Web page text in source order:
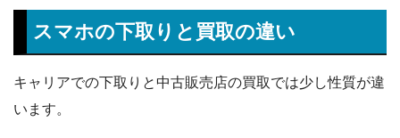
スマホの下取りと買取の違い
キャリアでの下取りと中古販売店の買取では少し性質が違
います。